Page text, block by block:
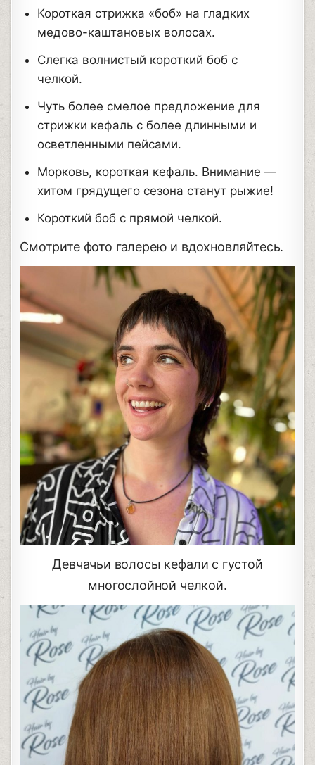
Короткая стрижка «боб» на гладких
медово-каштановых волосах.
Слегка волнистый короткий боб с
челкой.
Чуть более смелое предложение для
стрижки кефаль с более длинными и
осветленными пейсами.
Морковь, короткая кефаль. Внимание —
хитом грядущего сезона станут рыжие!
Короткий боб с прямой челкой.
Смотрите фото галерею и вдохновляйтесь.
Девчачьи волосы кефали с густой
многослойной челкой.